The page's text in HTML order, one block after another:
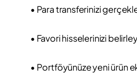
• Para transferinizi
• Favori hisselerinizi
• Portföyünüze yeni ürün